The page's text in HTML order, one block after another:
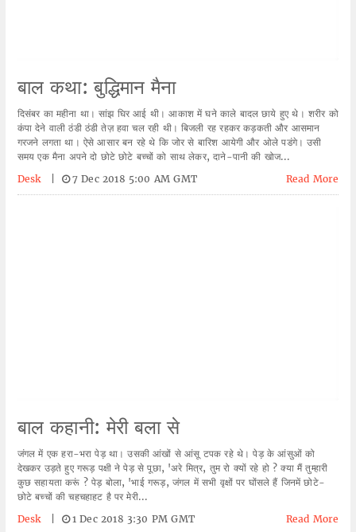
बाल कथा: बुद्धिमान मैना
दिसंबर का महीना था। सांझ घिर आई थी। आकाश में घने काले बादल छाये हुए थे। शरीर को
कंपा देने वाली ठंडी ठंडी तेज़ हवा चल रही थी। बिजली रह रहकर कड़कती और आसमान
गरजने लगता था। ऐसे आसार बन रहे थे कि जोर से बारिश आयेगी और ओले पडंगे। उसी
समय एक मैना अपने दो छोटे छोटे बच्चों को साथ लेकर, दाने-पानी की खोज...
Desk
7 Dec 2018 5:00 AM GMT Read More
बाल कहानी: मेरी बला से
जंगल में एक हरा-भरा पेड़ था। उसकी आंखों से आंसू टपक रहे थे। पेड़ के आंसुओं को
देखकर उड़ते हुए गरूड़ पक्षी ने पेड़ से पूछा, 'अरे मित्र, तुम रो क्यों रहे हो ? क्या मैं तुम्हारी
कुछ सहायता करूं ? पेड़ बोला, 'भाई गरूड़, जंगल में सभी वृक्षों पर घोंसले हैं जिनमें छोटे-
छोटे बच्चों की चहचहाहट है पर मेरी...
Desk
1 Dec 2018 3:30 PM GMT Read More